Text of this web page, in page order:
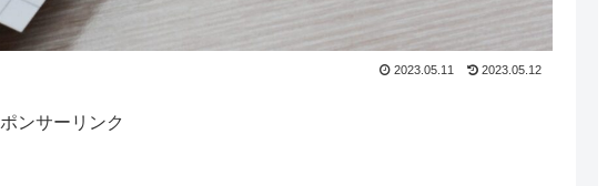
2023.05.11 2023.05.12
ンサーリンク